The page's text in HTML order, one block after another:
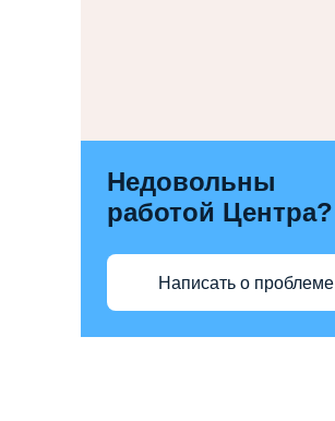
Недовольны
работой Центра?
Написать о проблеме